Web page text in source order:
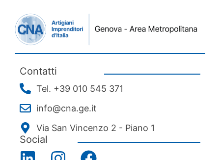
Contatti
Tel. +39 010 545 371
info@cna.ge.it
Via San Vincenzo 2 - Piano 1
Social